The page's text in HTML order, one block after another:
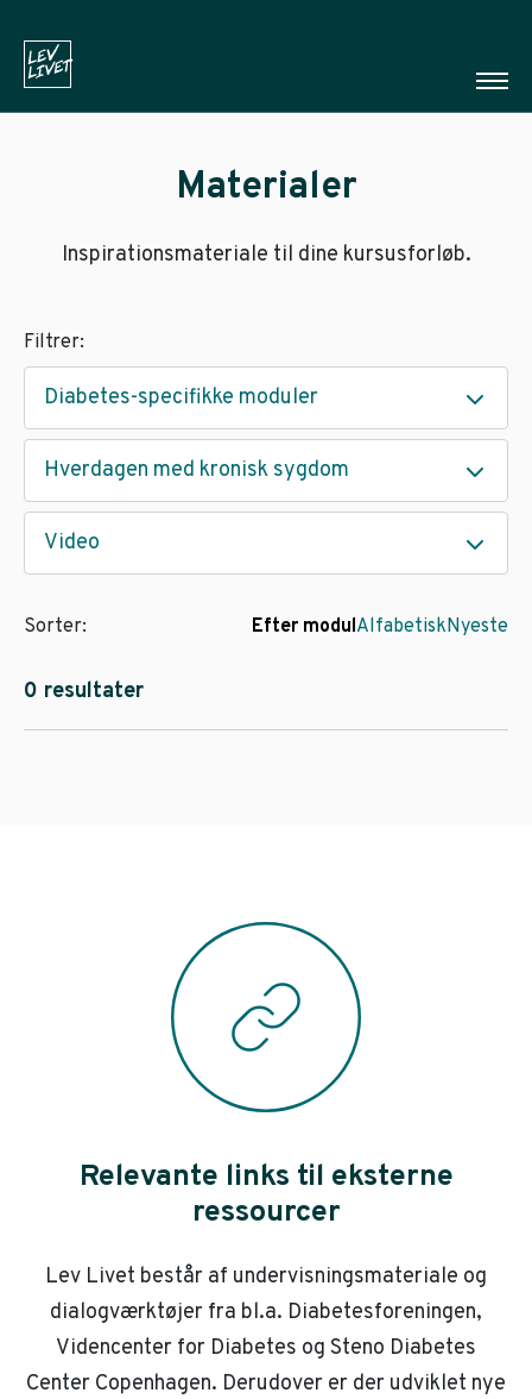
Materialer
Inspirationsmateriale til dine kursusforløb.
Filtrer:
Diabetes-specifikke moduler
Hverdagen med kronisk sygdom
Video
0 resultater
Sorter: Efter modulAlfabetiskNyeste
Relevante links til eksterne
ressourcer
Lev Livet består af undervisningsmateriale og
dialogværktøjer fra bl.a. Diabetesforeningen,
Videncenter for Diabetes og Steno Diabetes
Center Copenhagen. Derudover er der udviklet nye